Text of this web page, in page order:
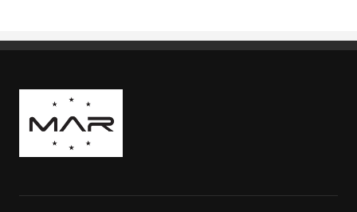
Boutique Mags à Rabais